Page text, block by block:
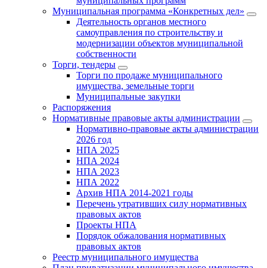
Муниципальная программа «Конкретных дел»
Деятельность органов местного
самоуправления по строительству и
модернизации объектов муниципальной
собственности
Торги, тендеры
Торги по продаже муниципального
имущества, земельные торги
Муниципальные закупки
Распоряжения
Нормативные правовые акты администрации
Нормативно-правовые акты администрации
2026 год
НПА 2025
НПА 2024
НПА 2023
НПА 2022
Архив НПА 2014-2021 годы
Перечень утративших силу нормативных
правовых актов
Проекты НПА
Порядок обжалования нормативных
правовых актов
Реестр муниципального имущества